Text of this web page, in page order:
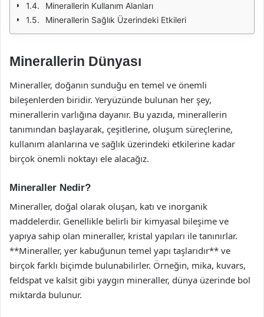
Minerallerin Kullanım Alanları
Minerallerin Sağlık Üzerindeki Etkileri
Minerallerin Dünyası
Mineraller, doğanın sunduğu en temel ve önemli
bileşenlerden biridir. Yeryüzünde bulunan her şey,
minerallerin varlığına dayanır. Bu yazıda, minerallerin
tanımından başlayarak, çeşitlerine, oluşum süreçlerine,
kullanım alanlarına ve sağlık üzerindeki etkilerine kadar
birçok önemli noktayı ele alacağız.
Mineraller Nedir?
Mineraller, doğal olarak oluşan, katı ve inorganik
maddelerdir. Genellikle belirli bir kimyasal bileşime ve
yapıya sahip olan mineraller, kristal yapıları ile tanınırlar.
**Mineraller, yer kabuğunun temel yapı taşlarıdır** ve
birçok farklı biçimde bulunabilirler. Örneğin, mika, kuvars,
feldspat ve kalsit gibi yaygın mineraller, dünya üzerinde bol
miktarda bulunur.